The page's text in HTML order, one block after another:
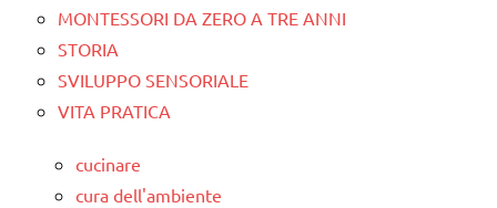
MONTESSORI DA ZERO A TRE ANNI
STORIA
SVILUPPO SENSORIALE
VITA PRATICA
cucinare
cura dell'ambiente